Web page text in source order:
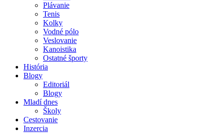
Plávanie
Tenis
Kolky
Vodné pólo
Veslovanie
Kanoistika
Ostatné športy
História
Blogy
Editoriál
Blogy
Mladí dnes
Školy
Cestovanie
Inzercia